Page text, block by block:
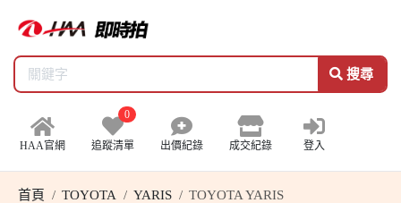
搜尋
HAA官網
0
追蹤清單 出價紀錄 成交紀錄 登入
首頁 TOYOTA YARIS TOYOTA YARIS